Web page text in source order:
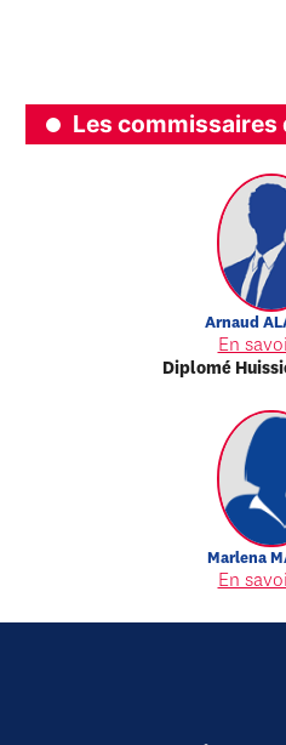
Les commissaires
Arnaud
En
Diplomé
Marlena
En